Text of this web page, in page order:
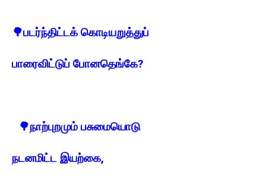
🌳படர்ந்திட்டக் கொடியறுத்துப்
பாரைவிட்டுப் போனதெங்கே?
🌳நாற்புறமும் பசுமையொடு
நடனமிட்ட இயற்கை,